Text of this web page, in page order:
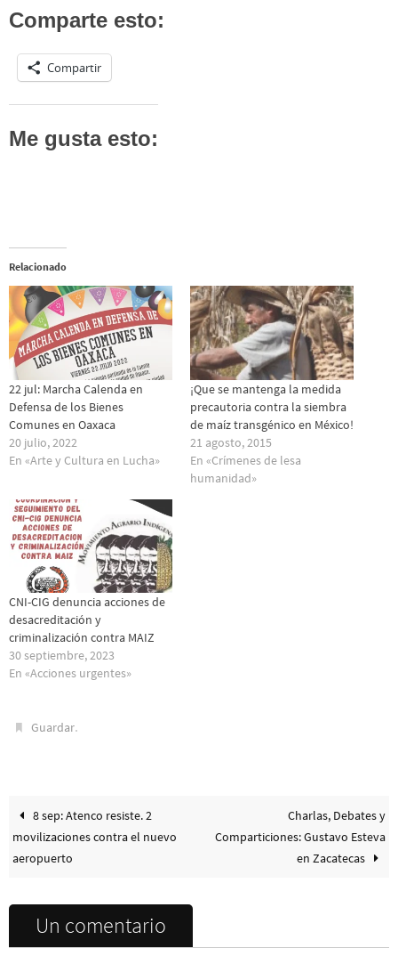
Comparte esto:
Compartir
Me gusta esto:
Relacionado
22 jul: Marcha Calenda en
Defensa de los Bienes
Comunes en Oaxaca
20 julio, 2022
En «Arte y Cultura en Lucha»
¡Que se mantenga la medida
precautoria contra la siembra
de maíz transgénico en México!
21 agosto, 2015
En «Crímenes de lesa
humanidad»
CNI-CIG denuncia acciones de
desacreditación y
criminalización contra MAIZ
30 septiembre, 2023
En «Acciones urgentes»
Guardar.
8 sep: Atenco resiste. 2
movilizaciones contra el nuevo
aeropuerto
Charlas, Debates y
Comparticiones: Gustavo Esteva
en Zacatecas
Un comentario